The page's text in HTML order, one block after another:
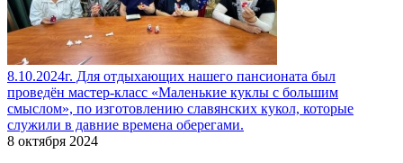
8.10.2024г. Для отдыхающих нашего пансионата был
проведён мастер-класс «Маленькие куклы с большим
смыслом», по изготовлению славянских кукол, которые
служили в давние времена оберегами.
8 октября 2024